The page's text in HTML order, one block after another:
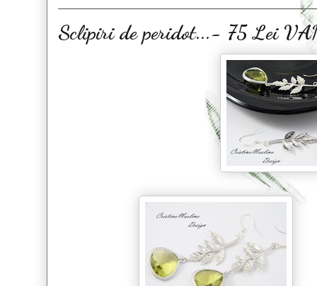
Sclipiri de peridot...- 75 Lei